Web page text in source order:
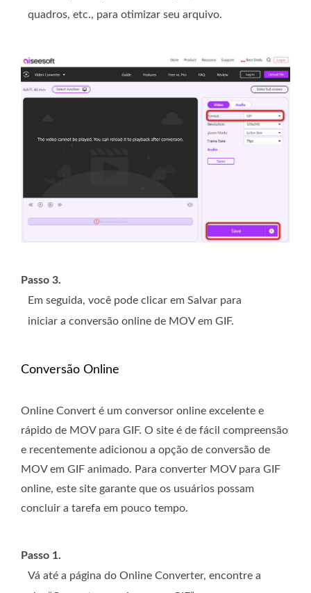
quadros, etc., para otimizar seu arquivo.
Passo 3.
Em seguida, você pode clicar em Salvar para
iniciar a conversão online de MOV em GIF.
Conversão Online
Online Convert é um conversor online excelente e
rápido de MOV para GIF. O site é de fácil compreensão
e recentemente adicionou a opção de conversão de
MOV em GIF animado. Para converter MOV para GIF
online, este site garante que os usuários possam
concluir a tarefa em pouco tempo.
Passo 1.
Vá até a página do Online Converter, encontre a